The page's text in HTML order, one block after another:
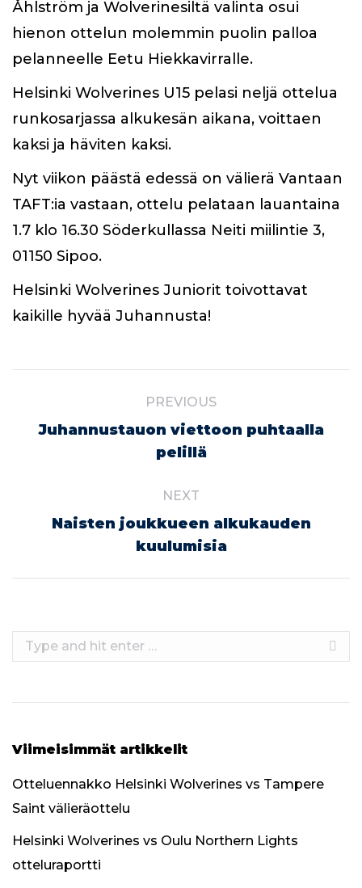
Åhlström ja Wolverinesiltä valinta osui
hienon ottelun molemmin puolin palloa
pelanneelle Eetu Hiekkavirralle.
Helsinki Wolverines U15 pelasi neljä ottelua
runkosarjassa alkukesän aikana, voittaen
kaksi ja häviten kaksi.
Nyt viikon päästä edessä on välierä Vantaan
TAFT:ia vastaan, ottelu pelataan lauantaina
1.7 klo 16.30 Söderkullassa Neiti miilintie 3,
01150 Sipoo.
Helsinki Wolverines Juniorit toivottavat
kaikille hyvää Juhannusta!
PREVIOUS
Previous
Juhannustauon viettoon puhtaalla
pelillä
NEXT
Next
Naisten joukkueen alkukauden
kuulumisia
Search:
Viimeisimmät artikkelit
Otteluennakko Helsinki Wolverines vs Tampere
Saint välieräottelu
Helsinki Wolverines vs Oulu Northern Lights
otteluraportti